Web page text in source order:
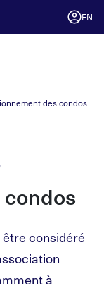
EN
des condos
être considéré
à